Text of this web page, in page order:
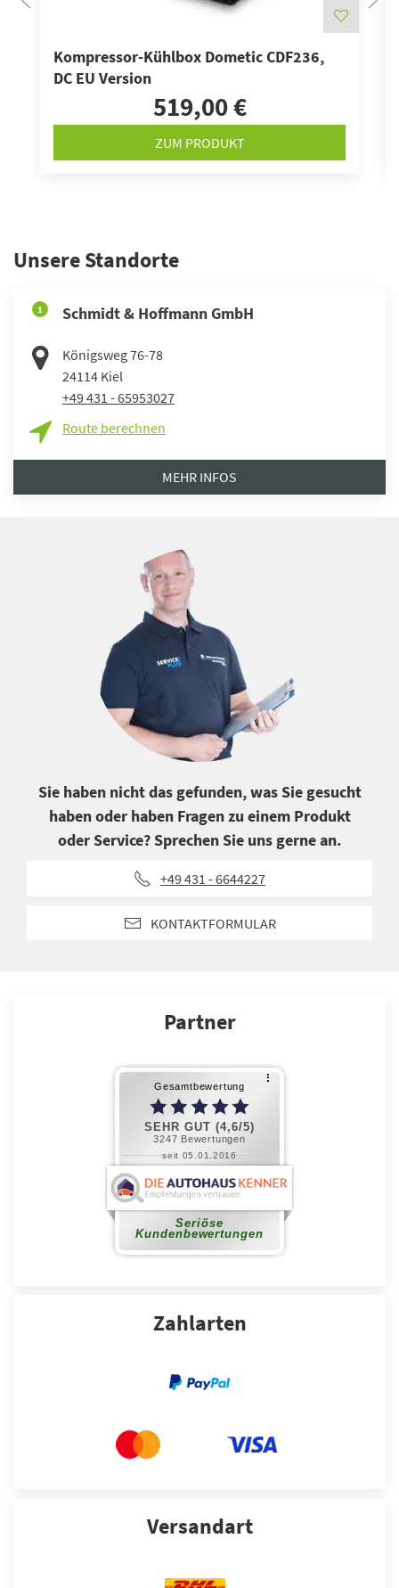
Kompressor-Kühlbox Dometic CDF236,
DC EU Version
519,00 €
ZUM PRODUKT
Unsere Standorte
1 Schmidt & Hoffmann GmbH
Königsweg 76-78
24114 Kiel
+49 431 - 65953027
Route berechnen
MEHR INFOS
Sie haben nicht das gefunden, was Sie gesucht
haben oder haben Fragen zu einem Produkt
oder Service? Sprechen Sie uns gerne an.
+49 431 - 6644227
KONTAKTFORMULAR
Partner
Zahlarten
Versandart